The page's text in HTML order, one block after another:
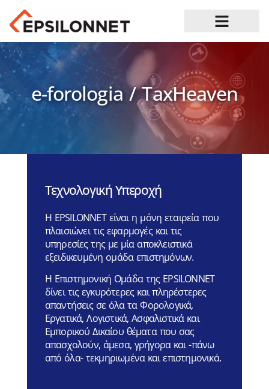
e-forologia / TaxHeaven
Τεχνολογική Υπεροχή
Η EPSILONNET είναι η μόνη εταιρεία που
πλαισιώνει τις εφαρμογές και τις
υπηρεσίες της με μία αποκλειστικά
εξειδικευμένη ομάδα επιστημόνων.
Η Επιστημονική Ομάδα της EPSILONNET
δίνει τις εγκυρότερες και πληρέστερες
απαντήσεις σε όλα τα Φορολογικά,
Εργατικά, Λογιστικά, Ασφαλιστικά και
Εμπορικού Δικαίου θέματα που σας
απασχολούν, άμεσα, γρήγορα και -πάνω
από όλα- τεκμηριωμένα και επιστημονικά.